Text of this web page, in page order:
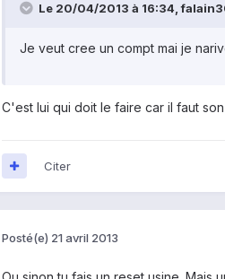
Le 20/04/2013 à 16:34,
Je veut cree un compt mai je
C'est lui qui doit le faire car il faut
Citer
Posté(e) 21 avril 2013